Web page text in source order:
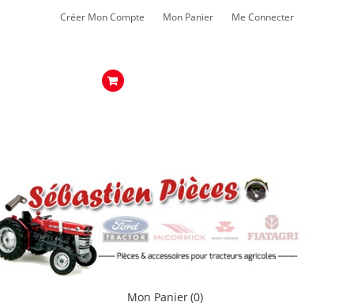
Créer Mon Compte Mon Panier Me Connecter
Mon Panier(0)